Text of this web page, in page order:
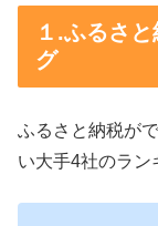
１.ふるさ
グ
ふるさと納税が
い大手4社のラン